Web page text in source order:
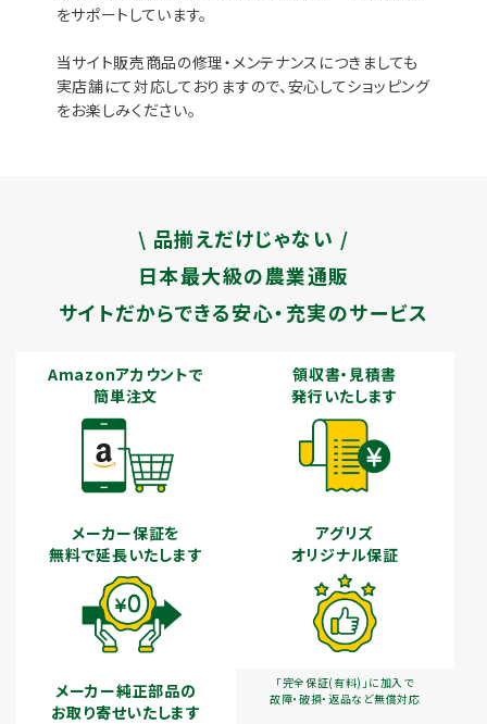
をサポートしています。
当サイト販売商品の修理・メンテナンスにつきましても
実店舗にて対応しておりますので、安心してショッピング
をお楽しみください。
\ 品揃えだけじゃない /
日本最大級の農業通販
サイトだからできる安心・充実のサービス
Amazonアカウントで
簡単注文
領収書・見積書
発行いたします
メーカー保証を
無料で延長いたします
アグリズ
オリジナル保証
「完全保証(有料)」に加入で
故障・破損・返品など無償対応
メーカー純正部品の
お取り寄せいたします